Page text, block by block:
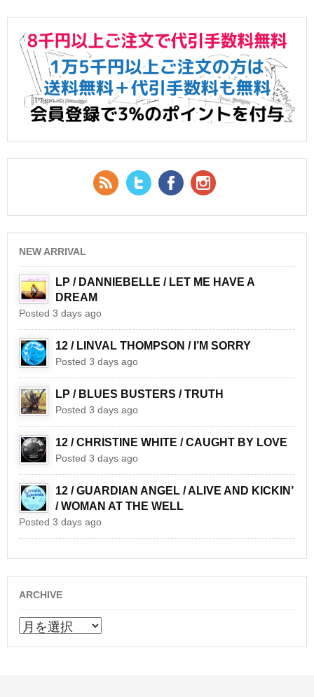
RSS Feed
Twitter Facebook
NEW ARRIVAL
LP / DANNIEBELLE / LET ME HAVE A
DREAM
Posted 3 days ago
12 / LINVAL THOMPSON / I’M SORRY
Posted 3 days ago
LP / BLUES BUSTERS / TRUTH
Posted 3 days ago
12 / CHRISTINE WHITE / CAUGHT BY LOVE
Posted 3 days ago
12 / GUARDIAN ANGEL / ALIVE AND KICKIN’
/ WOMAN AT THE WELL
Posted 3 days ago
ARCHIVE
ARCHIVE